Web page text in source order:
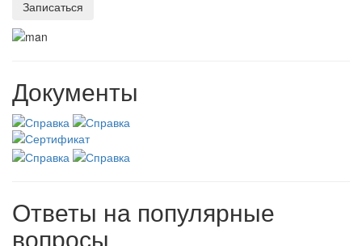
Документы
Ответы на популярные
вопросы